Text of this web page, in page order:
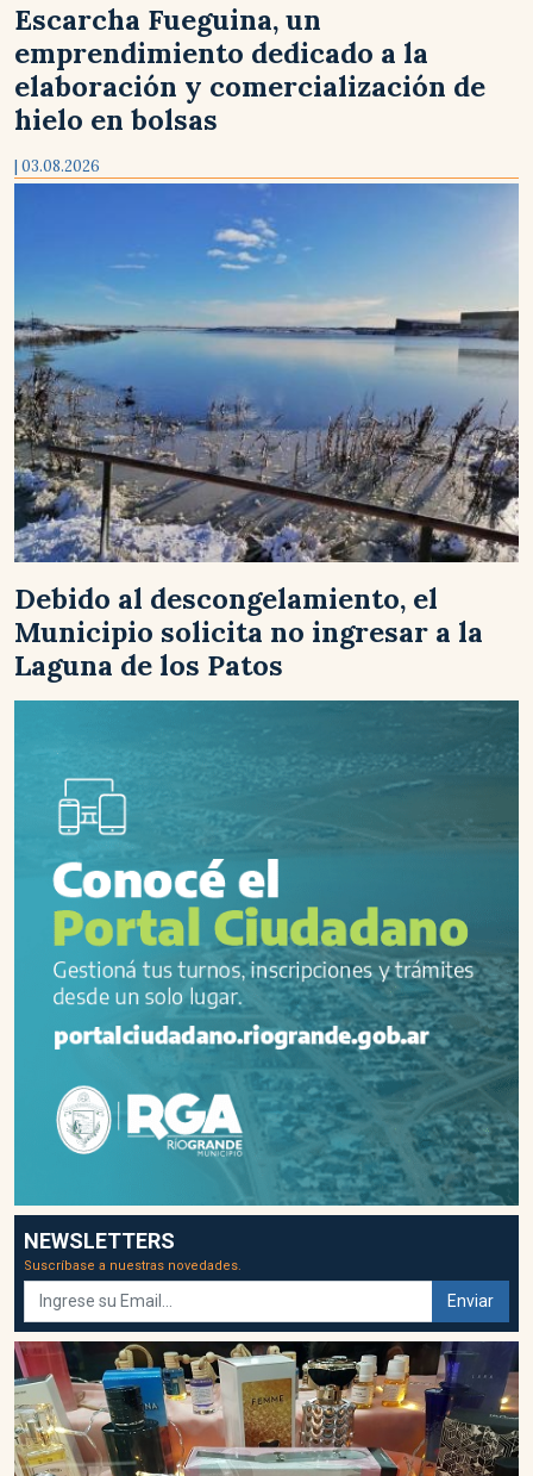
Escarcha Fueguina, un
emprendimiento dedicado a la
elaboración y comercialización de
hielo en bolsas
| 03.08.2026
Debido al descongelamiento, el
Municipio solicita no ingresar a la
Laguna de los Patos
NEWSLETTERS
Suscríbase a nuestras novedades.
Enviar